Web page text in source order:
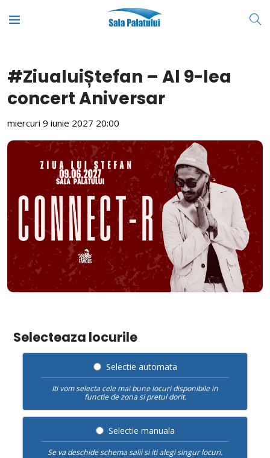
#ZiualuiȘtefan – Al 9-lea
concert Aniversar
miercuri 9 iunie 2027 20:00
Selecteaza locurile
Selectie automata
Iti vom selecta cele mai bune locuri disponibile in
functie de zona si pretul dorit.
Selectie manuala
Se va deschide schema salii si iti alegi singur locuri.